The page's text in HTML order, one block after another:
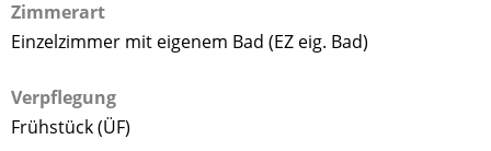
Zimmerart
Einzelzimmer mit eigenem Bad (EZ eig. Bad)
Verpflegung
Frühstück (ÜF)